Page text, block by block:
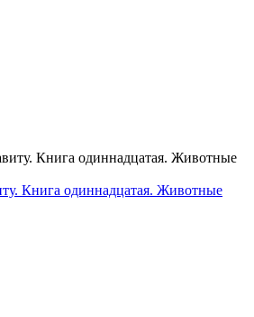
Книга одиннадцатая. Животные